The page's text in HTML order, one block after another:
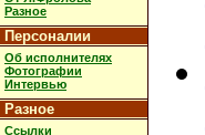
Разное
Персоналии
Об исполнителях
Фотографии
Интервью
Разное
Ссылки